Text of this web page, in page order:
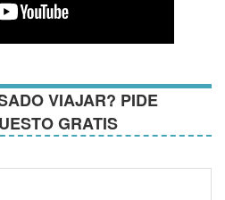
VIAJAR? PIDE
GRATIS